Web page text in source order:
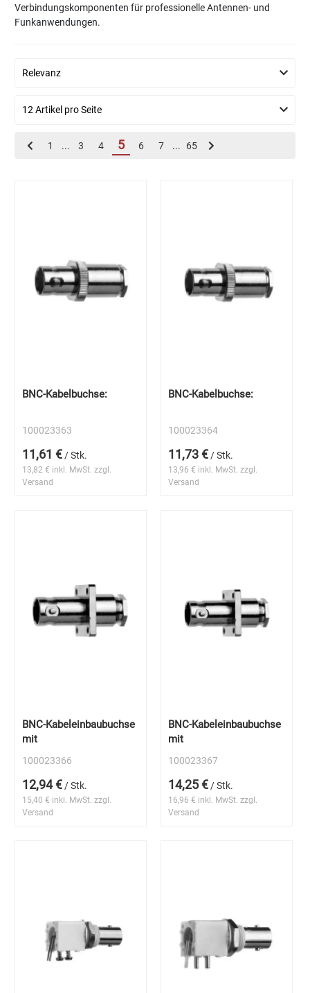
Verbindungskomponenten für professionelle Antennen- und
Funkanwendungen.
1 ... 3 4 5 6 7 ... 65
BNC-Kabelbuchse:
100023363
11,61 € / Stk.
13,82 € inkl. MwSt. zzgl.
Versand
BNC-Kabelbuchse:
100023364
11,73 € / Stk.
13,96 € inkl. MwSt. zzgl.
Versand
BNC-Kabeleinbaubuchse
mit
100023366
12,94 € / Stk.
15,40 € inkl. MwSt. zzgl.
Versand
BNC-Kabeleinbaubuchse
mit
100023367
14,25 € / Stk.
16,96 € inkl. MwSt. zzgl.
Versand